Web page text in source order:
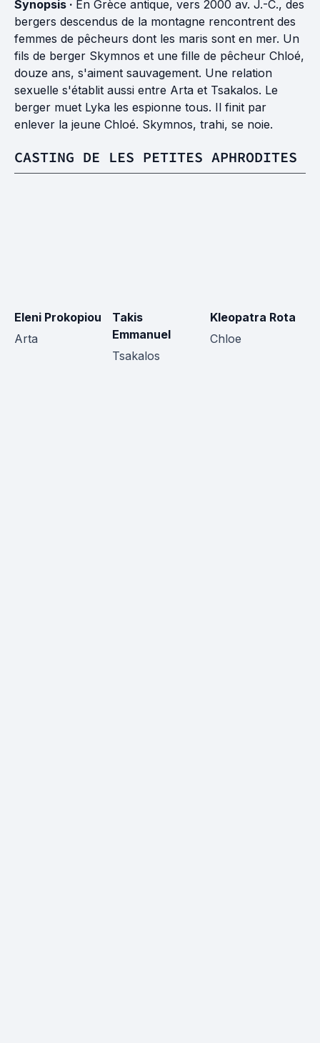
Synopsis · En Grèce antique, vers 2000 av. J.-C., des
bergers descendus de la montagne rencontrent des
femmes de pêcheurs dont les maris sont en mer. Un
fils de berger Skymnos et une fille de pêcheur Chloé,
douze ans, s'aiment sauvagement. Une relation
sexuelle s'établit aussi entre Arta et Tsakalos. Le
berger muet Lyka les espionne tous. Il finit par
enlever la jeune Chloé. Skymnos, trahi, se noie.
CASTING DE LES PETITES APHRODITES
Eleni Prokopiou
Arta
Takis
Emmanuel
Tsakalos
Kleopatra Rota
Chloe